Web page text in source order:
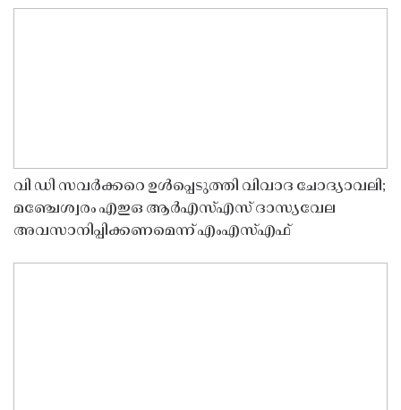
വി ഡി സവർക്കറെ ഉൾപ്പെടുത്തി വിവാദ ചോദ്യാവലി;
മഞ്ചേശ്വരം എഇഒ ആർഎസ്എസ് ദാസ്യവേല
അവസാനിപ്പിക്കണമെന്ന് എംഎസ്എഫ്